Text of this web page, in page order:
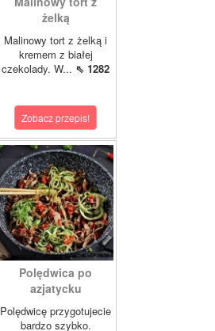
żelką
Malinowy tort z żelką i
kremem z białej
czekolady. W... ⇖ 1282
Zobacz przepis!
Polędwica po
azjatycku
Polędwicę przygotujecie
bardzo szybko.